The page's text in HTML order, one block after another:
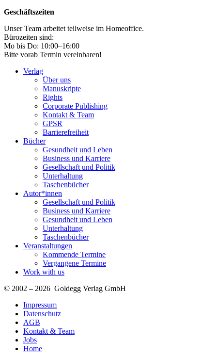
Geschäftszeiten
Unser Team arbeitet teilweise im Homeoffice.
Bürozeiten sind:
Mo bis Do: 10:00–16:00
Bitte vorab Termin vereinbaren!
Verlag
Über uns
Manuskripte
Rights
Corporate Publishing
Kontakt & Team
GPSR
Barrierefreiheit
Bücher
Gesundheit und Leben
Business und Karriere
Gesellschaft und Politik
Unterhaltung
Taschenbücher
Autor*innen
Gesellschaft und Politik
Business und Karriere
Gesundheit und Leben
Unterhaltung
Taschenbücher
Veranstaltungen
Kommende Termine
Vergangene Termine
Work with us
© 2002 – 2026 Goldegg Verlag GmbH
Impressum
Datenschutz
AGB
Kontakt & Team
Jobs
Home